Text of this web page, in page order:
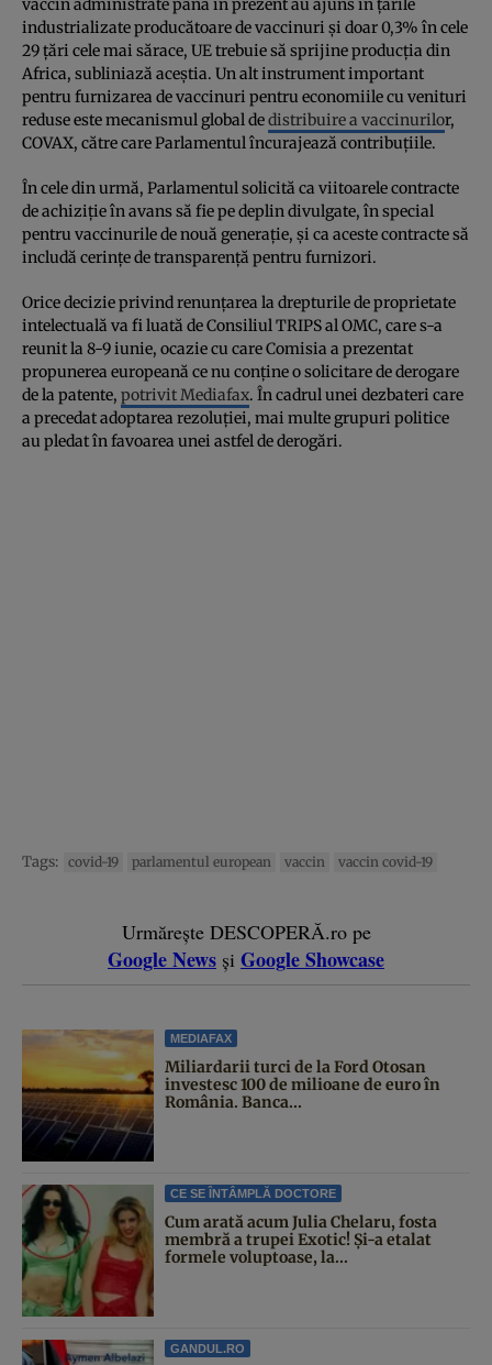
vaccin administrate până în prezent au ajuns în țările
industrializate producătoare de vaccinuri și doar 0,3% în cele
29 țări cele mai sărace, UE trebuie să sprijine producția din
Africa, subliniază aceștia. Un alt instrument important
pentru furnizarea de vaccinuri pentru economiile cu venituri
reduse este mecanismul global dedistribuire a vaccinurilor,
COVAX, către care Parlamentul încurajează contribuțiile.
În cele din urmă, Parlamentul solicită ca viitoarele contracte
de achiziție în avans să fie pe deplin divulgate, în special
pentru vaccinurile de nouă generație, și ca aceste contracte să
includă cerințe de transparență pentru furnizori.
Orice decizie privind renunțarea la drepturile de proprietate
intelectuală va fi luată de Consiliul TRIPS al OMC, care s-a
reunit la 8-9 iunie, ocazie cu care Comisia a prezentat
propunerea europeană ce nu conține o solicitare de derogare
de la patente, potrivit Mediafax. În cadrul unei dezbateri care
a precedat adoptarea rezoluției, mai multe grupuri politice
au pledat în favoarea unei astfel de derogări.
Tags: covid-19 parlamentul european vaccin vaccin covid-19
Urmărește DESCOPERĂ.ro pe
Google News și Google Showcase
MEDIAFAX
Miliardarii turci de la Ford Otosan
investesc 100 de milioane de euro în
România. Banca...
CE SE ÎNTÂMPLĂ DOCTORE
Cum arată acum Julia Chelaru, fosta
membră a trupei Exotic! Și-a etalat
formele voluptoase, la...
GANDUL.RO